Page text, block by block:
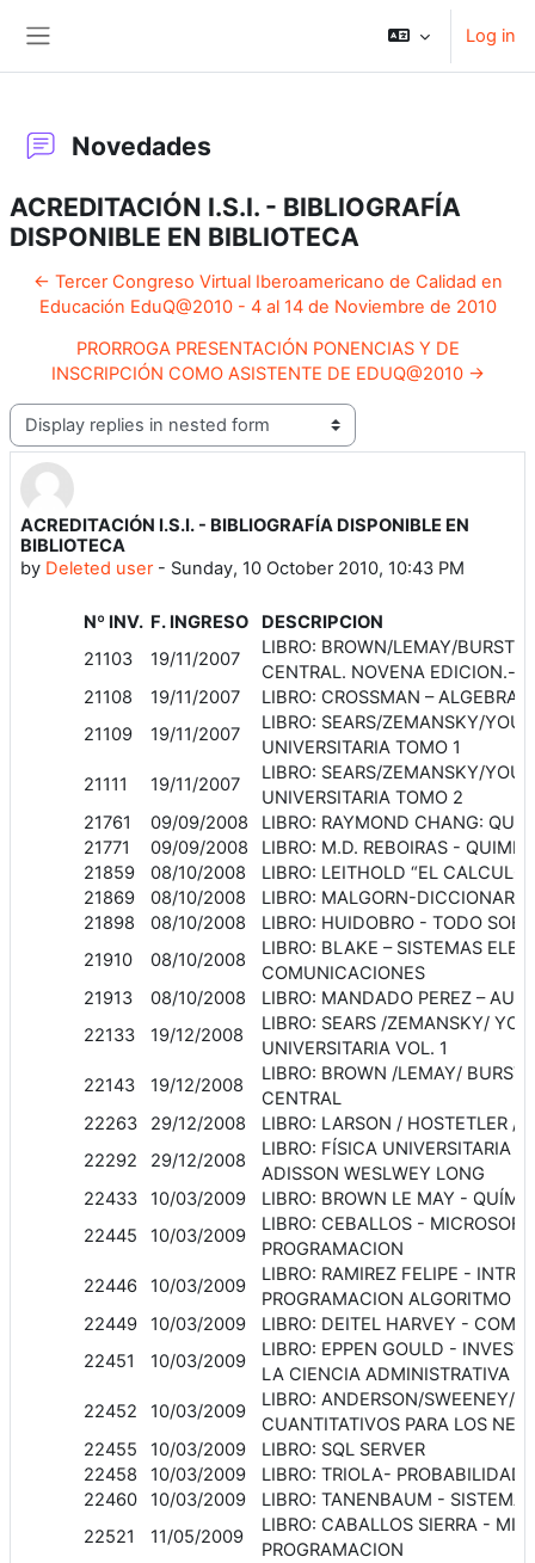
Log in
Novedades
ACREDITACIÓN I.S.I. - BIBLIOGRAFÍA
DISPONIBLE EN BIBLIOTECA
← Tercer Congreso Virtual Iberoamericano de Calidad en
Educación EduQ@2010 - 4 al 14 de Noviembre de 2010
PRORROGA PRESENTACIÓN PONENCIAS Y DE
INSCRIPCIÓN COMO ASISTENTE DE EDUQ@2010 →
Display mode
ACREDITACIÓN I.S.I. - BIBLIOGRAFÍA DISPONIBLE EN
BIBLIOTECA
by Deleted user- Sunday, 10 October 2010, 10:43 PM
Number of replies: 0
Nº INV. F. INGRESO
DESCRIPCION
21103
19/11/2007
LIBRO: BROWN/LEMAY/
CENTRAL. NOVENA EDICION.-
21108
19/11/2007
LIBRO: CROSSMAN – ALGEBRA
21109
19/11/2007
LIBRO: SEARS/ZEMANSKY/
UNIVERSITARIA TOMO 1
21111
19/11/2007
LIBRO: SEARS/ZEMANSKY/
UNIVERSITARIA TOMO 2
21761
09/09/2008
LIBRO: RAYMOND CHANG:
21771
09/09/2008
LIBRO: M.D. REBOIRAS -
21859
08/10/2008
LIBRO: LEITHOLD “EL
21869
08/10/2008
LIBRO: MALGORN-
21898
08/10/2008
LIBRO: HUIDOBRO - TODO
21910
08/10/2008
LIBRO: BLAKE – SISTEMAS
COMUNICACIONES
21913
08/10/2008
LIBRO: MANDADO PEREZ –
22133
19/12/2008
LIBRO: SEARS /ZEMANSKY/
UNIVERSITARIA VOL. 1
22143
19/12/2008
LIBRO: BROWN /LEMAY/
CENTRAL
22263
29/12/2008
LIBRO: LARSON / HOSTETLER /
22292
29/12/2008
LIBRO: FÍSICA UNIVERSITARIA
ADISSON WESLWEY LONG
22433
10/03/2009
LIBRO: BROWN LE MAY -
22445
10/03/2009
LIBRO: CEBALLOS -
PROGRAMACION
22446
10/03/2009
LIBRO: RAMIREZ FELIPE -
PROGRAMACION ALGORITMO
22449
10/03/2009
LIBRO: DEITEL HARVEY - COMO
22451
10/03/2009
LIBRO: EPPEN GOULD -
LA CIENCIA ADMINISTRATIVA
22452
10/03/2009
LIBRO: ANDERSON/SWEENEY/
CUANTITATIVOS PARA LOS
22455
10/03/2009
LIBRO: SQL SERVER
22458
10/03/2009
LIBRO: TRIOLA- PROBABILIDAD
22460
10/03/2009
LIBRO: TANENBAUM -
22521
11/05/2009
LIBRO: CABALLOS SIERRA -
PROGRAMACION